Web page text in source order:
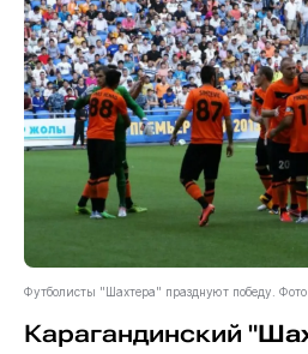
Футболисты "Шахтера" празднуют победу.
Карагандинский "